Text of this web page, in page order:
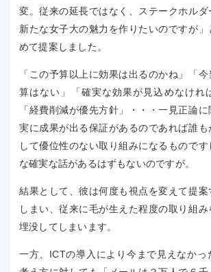
変。従来の延長ではなく、ステークホル
新たな女子大の魅力を作りたいのですが」
めて提案しました。
「この予算以上に効果は出るのかね」「
算はない」「確実な効果が見込めなけれ
「経費削減が優先方針」・・・一見正論
実に成果が出る保証があるのであれば誰も
して優位性のない取り組みになるもので
な確実な話があるはずもないのですが。
結果として、彼は何度も視点を変えて提
しまい、従来に毛が生えた程度の取り組
埋没してしまいます。
一方、ICTの導入により今まで見えなかっ